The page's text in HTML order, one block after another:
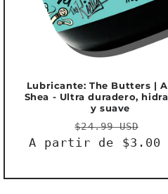
Lubricante: The Butters |
Shea - Ultra duradero,
y suave
Precio
habitual
$24.99 USD
de
A partir de $3.00